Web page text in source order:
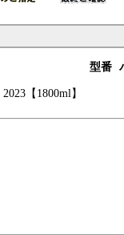
型番
2023【1800ml】